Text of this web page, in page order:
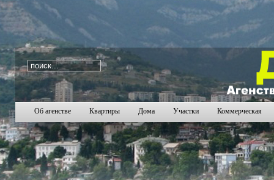
i=339
72737475 7677 8081 83 8485
Об агенстве Квартиры Дома Участки Коммерческая